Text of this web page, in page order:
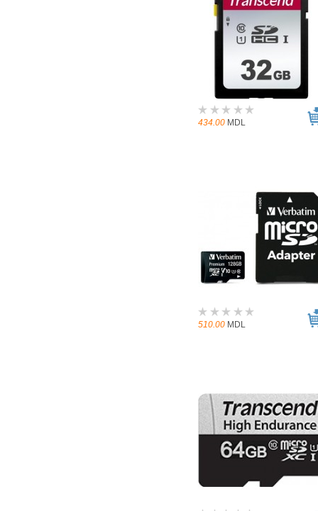
434.00 MDL
510.00 MDL